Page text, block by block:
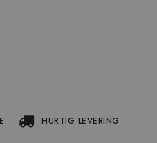
HURTIG LEVERING